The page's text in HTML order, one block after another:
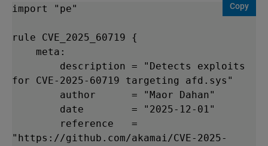
import "pe"
rule CVE_2025_60719 {
for CVE-2025-60719 targeting afd.sys"
"https://github.com/akamai/CVE-2025-
Copy